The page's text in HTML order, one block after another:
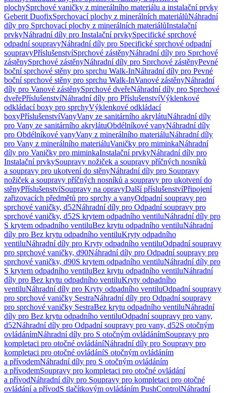
plochySprchové vaničky z minerálního materiálu a instalační prvky
Geberit DuofixSprchovací plochy z minerálních materiálůNáhradní
díly pro Sprchovací plochy z minerálních materiálůInstalační
prvkyNáhradní díly pro Instalační prvkySpecifické sprchové
odpadní soupravyNáhradní díly pro Specifické sprchové odpadní
soupravyPříslušenstvíSprchové zástěnyNáhradní díly pro Sprchové
zástěnySprchové zástěnyNáhradní díly pro Sprchové zástěnyPevné
boční sprchové stěny pro sprchu Walk-InNáhradní díly pro Pevné
boční sprchové stěny pro sprchu Walk-InVanové zástěnyNáhradní
díly pro Vanové zástěnySprchové dveřeNáhradní díly pro Sprchové
dveřePříslušenstvíNáhradní díly pro PříslušenstvíVýklenkové
odkládací boxy pro sprchyVýklenkové odkládací
boxyPříslušenstvíVanyVany ze sanitárního akrylátuNáhradní díly
pro Vany ze sanitárního akrylátuObdélníkové vanyNáhradní díly
pro Obdélníkové vanyVany z minerálního materiáluNáhradní díly
pro Vany z minerálního materiáluVaničky pro miminkaNáhradní
díly pro Vaničky pro miminkaInstalační prvkyNáhradní díly pro
Instalační prvkySoupravy nožiček a soupravy příčných nosníků
a soupravy pro ukotvení do stěnyNáhradní díly pro Soupravy
nožiček a soupravy příčných nosníků a soupravy pro ukotvení do
stěnyPříslušenstvíSoupravy na opravyDalší příslušenstvíPřipojení
zařizovacích předmětů pro sprchy a vanyOdpadní soupravy pro
sprchové vaničky, d52Náhradní díly pro Odpadní soupravy pro
sprchové vaničky, d52S krytem odpadního ventiluNáhradní díly pro
S krytem odpadního ventiluBez krytu odpadního ventiluNáhradní
díly pro Bez krytu odpadního ventiluKryty odpadního
ventiluNáhradní díly pro Kryty odpadního ventiluOdpadní soupravy
pro sprchové vaničky, d90Náhradní díly pro Odpadní soupravy pro
sprchové vaničky, d90S krytem odpadního ventiluNáhradní díly pro
S krytem odpadního ventiluBez krytu odpadního ventiluNáhradní
díly pro Bez krytu odpadního ventiluKryty odpadního
ventiluNáhradní díly pro Kryty odpadního ventiluOdpadní soupravy
pro sprchové vaničky SestraNáhradní díly pro Odpadní soupravy
pro sprchové vaničky SestraBez krytu odpadního ventiluNáhradní
díly pro Bez krytu odpadního ventiluOdpadní soupravy pro vany,
d52Náhradní díly pro Odpadní soupravy pro vany, d52S otočným
ovládánímNáhradní díly pro S otočným ovládánímSoupravy pro
kompletaci pro otočné ovládáníNáhradní díly pro Soupravy pro
kompletaci pro otočné ovládáníS otočným ovládáním
a přívodemNáhradní díly pro S otočným ovládáním
a přívodemSoupravy pro kompletaci pro otočné ovládání
a přívodNáhradní díly pro Soupravy pro kompletaci pro otočné
ovládání a přívodS tlačítkovým ovládáním PushControlNáhradní